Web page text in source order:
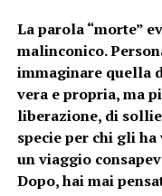
La parola “morte”
malinconico.
immaginare quella
vera e propria, ma
liberazione, di
specie per chi gli
un viaggio
Dopo, hai mai